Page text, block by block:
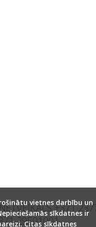
+371
29501001
vietnes darbību un
sīkdatnes ir
Citas sīkdatnes